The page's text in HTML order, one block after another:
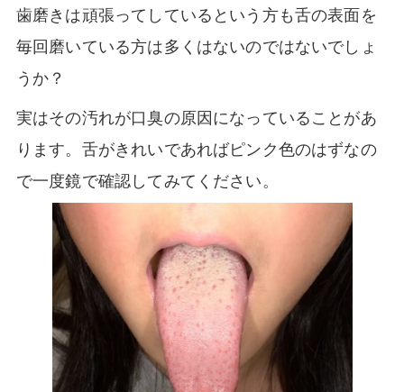
歯磨きは頑張ってしているという方も舌の表面を
毎回磨いている方は多くはないのではないでしょ
うか？
実はその汚れが口臭の原因になっていることがあ
ります。舌がきれいであればピンク色のはずなの
で一度鏡で確認してみてください。